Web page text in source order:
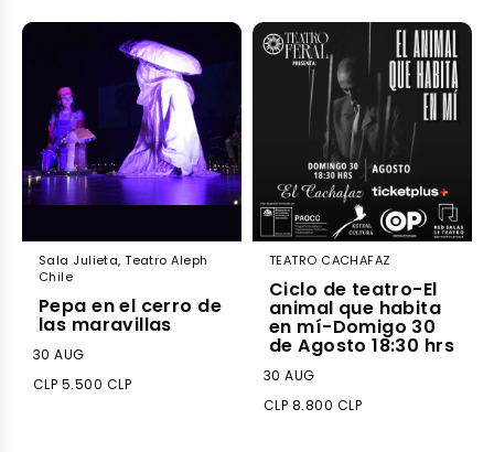
Sala Julieta, Teatro Aleph
Chile
Pepa en el cerro de
las maravillas
30 AUG
CLP 5.500 CLP
TEATRO CACHAFAZ
Ciclo de teatro-El
animal que habita
en mí-Domigo 30
de Agosto 18:30 hrs
30 AUG
CLP 8.800 CLP